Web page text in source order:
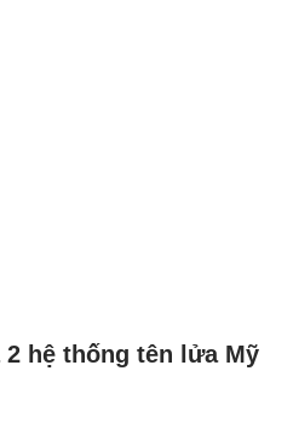
2 hệ thống tên lửa Mỹ